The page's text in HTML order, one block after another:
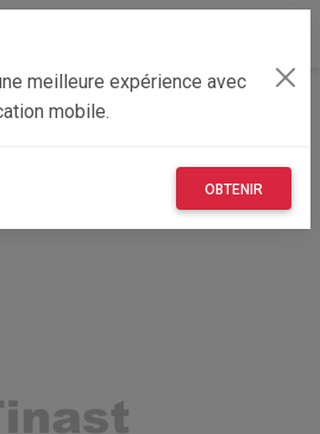
meilleure expérience avec
mobile.
OBTENIR
Île-de-France